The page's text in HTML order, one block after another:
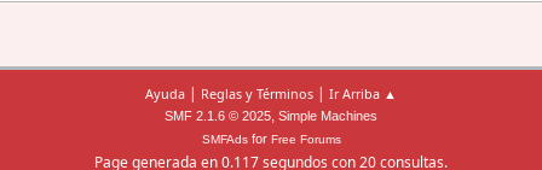
Ayuda | Reglas y Términos | Ir Arriba ▲
SMF 2.1.6 © 2025, Simple Machines
SMFAdsfor Free Forums
Page generada en 0.117 segundos con 20 consultas.